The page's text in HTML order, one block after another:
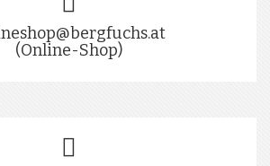
(Online-Shop)